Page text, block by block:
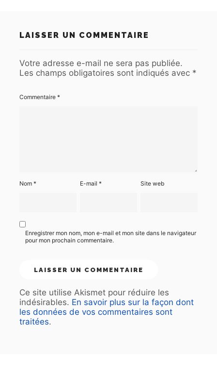
LAISSER UN COMMENTAIRE
Votre adresse e-mail ne sera pas publiée.
Les champs obligatoires sont indiqués avec *
Commentaire *
Nom * E-mail* Site web
Enregistrer mon nom, mon e-mail et mon site dans le navigateur
pour mon prochain commentaire.
Ce site utilise Akismet pour réduire les
indésirables. En savoir plus sur la façon dont
les données de vos commentaires sont
traitées.